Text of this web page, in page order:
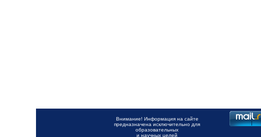
Внимание! Информация на сайте
предназначена исключительно для
образовательных
и научных целей